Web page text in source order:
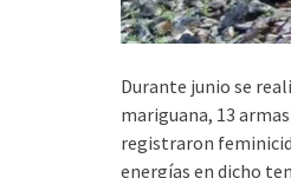
Durante junio se
mariguana, 13
registraron
energías en dicho